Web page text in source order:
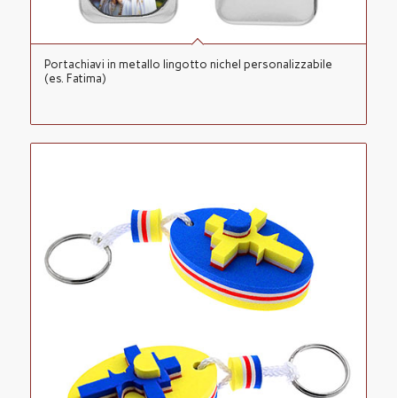
Portachiavi in metallo lingotto nichel personalizzabile
(es. Fatima)